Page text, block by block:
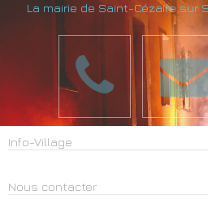
La mairie de Saint-Cézaire sur
Info-Village
Nous contacter